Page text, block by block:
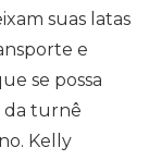
suas latas
e
se possa
da turnê
Kelly